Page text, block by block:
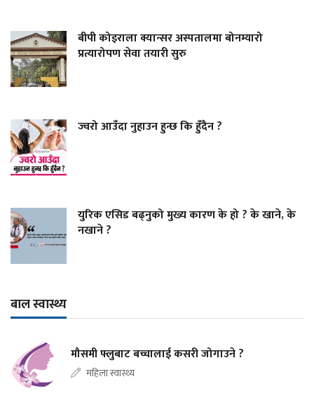
बीपी कोइराला क्यान्सर अस्पतालमा बोनम्यारो
प्रत्यारोपण सेवा तयारी सुरु
ज्वरो आउँदा नुहाउन हुन्छ कि हुँदैन ?
युरिक एसिड बढ्नुको मुख्य कारण के हो ? के खाने, के
नखाने ?
बाल स्वास्थ्य
मौसमी फ्लुबाट बच्चालाई कसरी जोगाउने ?
महिला स्वास्थ्य